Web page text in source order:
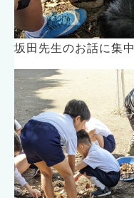
坂田先生のお話に集中